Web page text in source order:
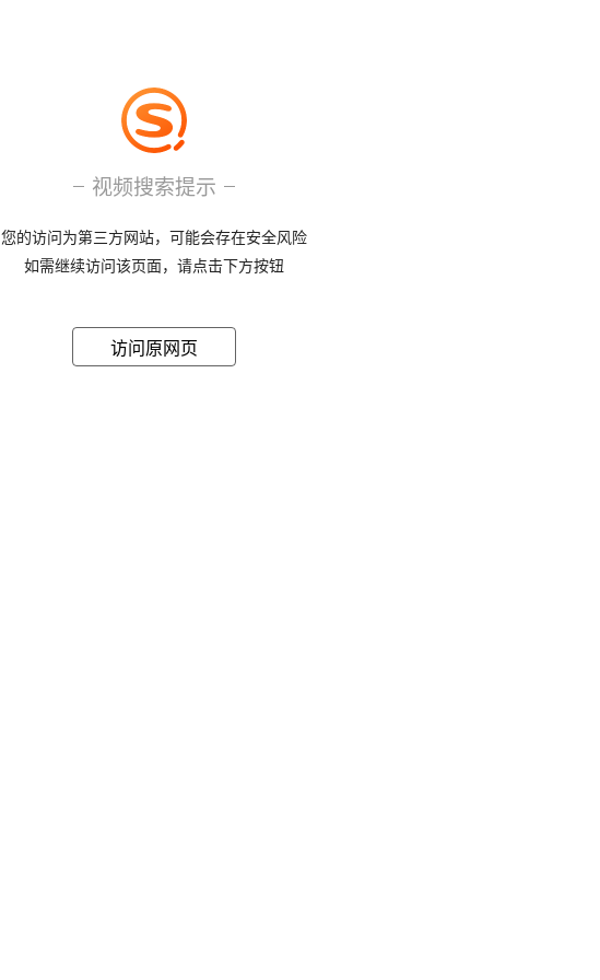
视频搜索提示
您的访问为第三方网站，可能会存在安全风险
如需继续访问该页面，请点击下方按钮
访问原网页